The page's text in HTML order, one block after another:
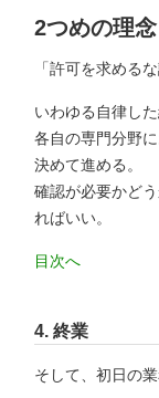
2つめの理念
「許可を求める
いわゆる自律した
各自の専門分野
決めて進める。
確認が必要かど
ればいい。
目次へ
4.終業
そして、初日の